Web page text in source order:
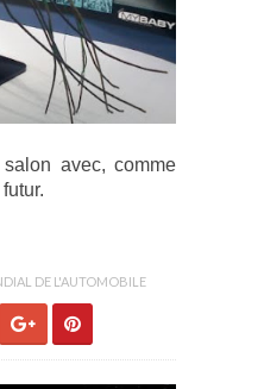
avec, comme
DE L'AUTOMOBILE